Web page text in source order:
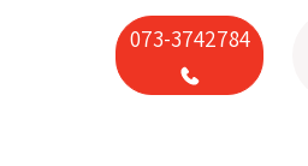
073-3742784